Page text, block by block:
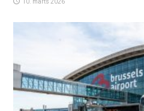
10. marts 2026